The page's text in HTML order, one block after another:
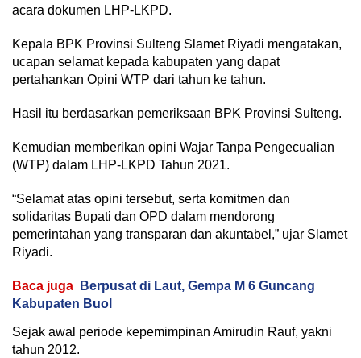
acara dokumen LHP-LKPD.
Kepala BPK Provinsi Sulteng Slamet Riyadi mengatakan,
ucapan selamat kepada kabupaten yang dapat
pertahankan Opini WTP dari tahun ke tahun.
Hasil itu berdasarkan pemeriksaan BPK Provinsi Sulteng.
Kemudian memberikan opini Wajar Tanpa Pengecualian
(WTP) dalam LHP-LKPD Tahun 2021.
“Selamat atas opini tersebut, serta komitmen dan
solidaritas Bupati dan OPD dalam mendorong
pemerintahan yang transparan dan akuntabel,” ujar Slamet
Riyadi.
Baca juga
Berpusat di Laut, Gempa M 6 Guncang
Kabupaten Buol
Sejak awal periode kepemimpinan Amirudin Rauf, yakni
tahun 2012.